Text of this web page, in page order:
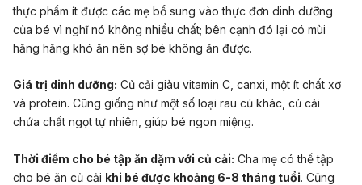
thực phẩm ít được các mẹ bổ sung vào thực đơn dinh dưỡng
của bé vì nghĩ nó không nhiều chất; bên cạnh đó lại có mùi
hăng hăng khó ăn nên sợ bé không ăn được.
Giá trị dinh dưỡng: Củ cải giàu vitamin C, canxi, một ít chất xơ
và protein. Cũng giống như một số loại rau củ khác, củ cải
chứa chất ngọt tự nhiên, giúp bé ngon miệng.
Thời điểm cho bé tập ăn dặm với củ cải: Cha mẹ có thể tập
cho bé ăn củ cải khi bé được khoảng 6-8 tháng tuổi. Cũng